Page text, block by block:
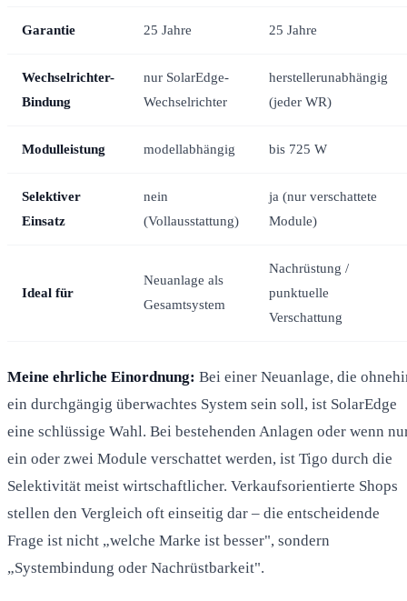
Garantie 25 Jahre 25 Jahre
Wechselrichter-
Bindung
nur SolarEdge-
Wechselrichter
herstellerunabhängig
(jeder WR)
Modulleistung modellabhängig bis 725 W
Selektiver
Einsatz
nein
(Vollausstattung)
ja (nur verschattete
Module)
Ideal für
Neuanlage als
Gesamtsystem
Nachrüstung /
punktuelle
Verschattung
Meine ehrliche Einordnung: Bei einer Neuanlage, die
ein durchgängig überwachtes System sein soll, ist SolarEdge
eine schlüssige Wahl. Bei bestehenden Anlagen oder wenn
ein oder zwei Module verschattet werden, ist Tigo durch die
Selektivität meist wirtschaftlicher. Verkaufsorientierte Shops
stellen den Vergleich oft einseitig dar – die entscheidende
Frage ist nicht „welche Marke ist besser", sondern
„Systembindung oder Nachrüstbarkeit".